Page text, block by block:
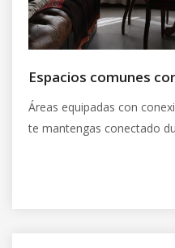
Espacios comunes
Áreas equipadas con
te mantengas conectado